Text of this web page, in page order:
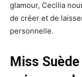
glamour, Cecilia
de créer et de
personnelle.
Miss